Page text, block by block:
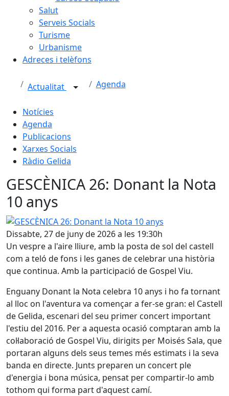
Salut
Serveis Socials
Turisme
Urbanisme
Adreces i telèfons
Actualitat Agenda
Notícies
Agenda
Publicacions
Xarxes Socials
Ràdio Gelida
GESCÈNICA 26: Donant la Nota
10 anys
GESCÈNICA 26: Donant la Nota 10 anys
Dissabte, 27 de juny de 2026 a les 19:30h
Un vespre a l'aire lliure, amb la posta de sol del castell
com a teló de fons i les ganes de celebrar una història
que continua. Amb la participació de Gospel Viu.
Enguany Donant la Nota celebra 10 anys i ho fa tornant
al lloc on l'aventura va començar a fer-se gran: el Castell
de Gelida, escenari del seu primer concert important
l'estiu del 2016. Per a aquesta ocasió comptaran amb la
col·laboració de Gospel Viu, dirigits per Moisés Sala, que
portaran alguns dels seus temes més estimats i la seva
banda en directe. Junts preparen un concert ple
d'energia i bona música, pensat per compartir-lo amb
tothom qui forma part d'aquest camí.